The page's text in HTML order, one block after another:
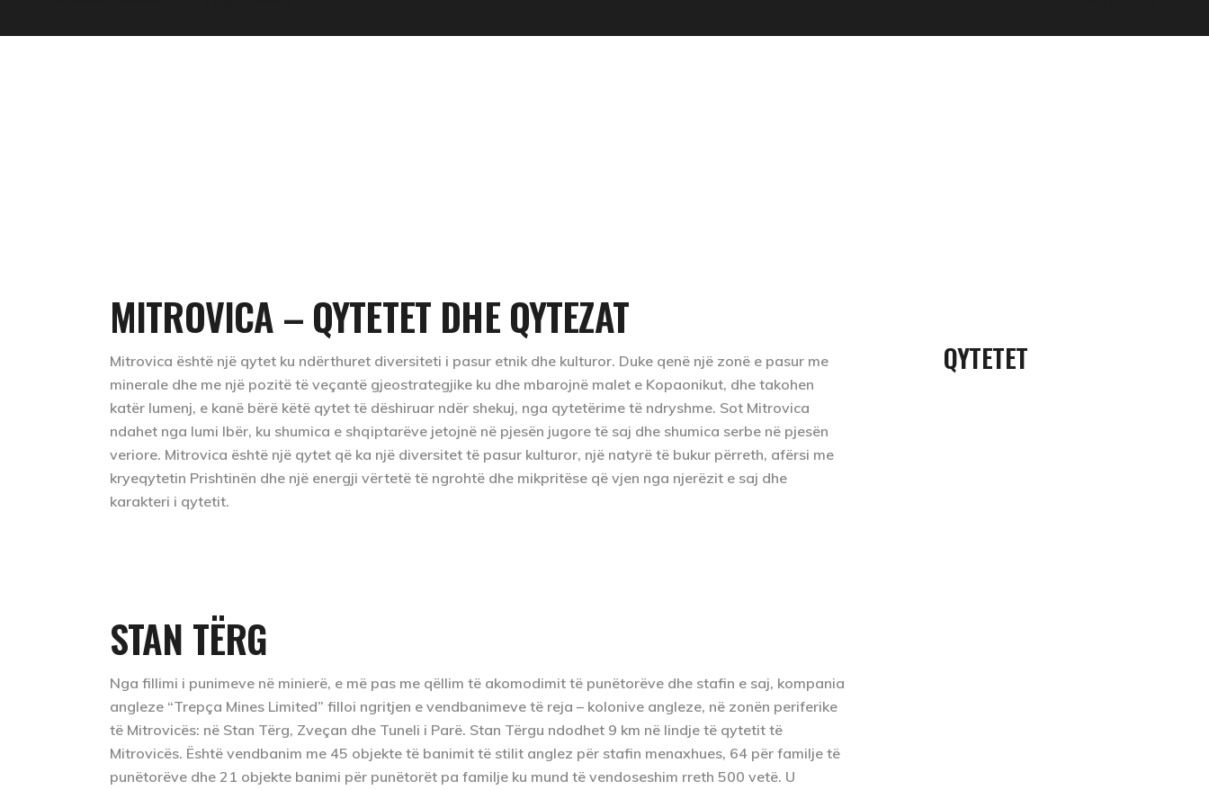
MITROVICA – QYTETET DHE QYTEZAT
Mitrovica është një qytet ku ndërthuret diversiteti i pasur etnik dhe kulturor. Duke qenë një zonë e pasur me
minerale dhe me një pozitë të veçantë gjeostrategjike ku dhe mbarojnë malet e Kopaonikut, dhe takohen
katër lumenj, e kanë bërë këtë qytet të dëshiruar ndër shekuj, nga qytetërime të ndryshme. Sot Mitrovica
ndahet nga lumi Ibër, ku shumica e shqiptarëve jetojnë në pjesën jugore të saj dhe shumica serbe në pjesën
veriore. Mitrovica është një qytet që ka një diversitet të pasur kulturor, një natyrë të bukur përreth, afërsi me
kryeqytetin Prishtinën dhe një energji vërtetë të ngrohtë dhe mikpritëse që vjen nga njerëzit e saj dhe
karakteri i qytetit.
STAN TËRG
Nga fillimi i punimeve në minierë, e më pas me qëllim të akomodimit të punëtorëve dhe stafin e saj, kompania
angleze “Trepça Mines Limited” filloi ngritjen e vendbanimeve të reja – kolonive angleze, në zonën periferike
të Mitrovicës: në Stan Tërg, Zveçan dhe Tuneli i Parë. Stan Tërgu ndodhet 9 km në lindje të qytetit të
Mitrovicës. Është vendbanim me 45 objekte të banimit të stilit anglez për stafin menaxhues, 64 për familje të
punëtorëve dhe 21 objekte banimi për punëtorët pa familje ku mund të vendoseshim rreth 500 vetë. U
QYTETET